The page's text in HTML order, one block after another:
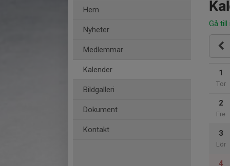
Hem
Nyheter
Medlemmar
Kalender
Bildgalleri
Dokument
Kontakt
Gå till
1
Tor
2
Fre
3
Lör
4